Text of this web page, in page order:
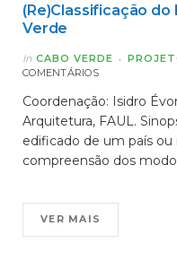
(Re)Classificação
Verde
In CABO VERDE
COMENTÁRIOS
Coordenação: Isidro
Arquitetura, FAUL.
edificado de um país ou
compreensão dos
VER MAIS